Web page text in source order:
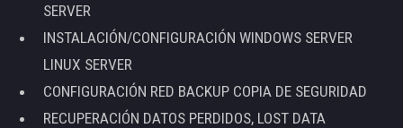
SERVER
INSTALACIÓN/CONFIGURACIÓN WINDOWS SERVER
LINUX SERVER
CONFIGURACIÓN RED BACKUP COPIA DE SEGURIDAD
RECUPERACIÓN DATOS PERDIDOS, LOST DATA